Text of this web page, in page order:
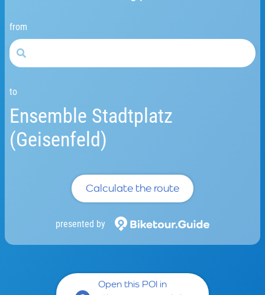
from
to
Ensemble Stadtplatz
(Geisenfeld)
Calculate the route
presented by
Open this POI in